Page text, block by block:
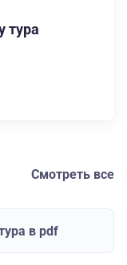
тура
Смотреть все
в pdf